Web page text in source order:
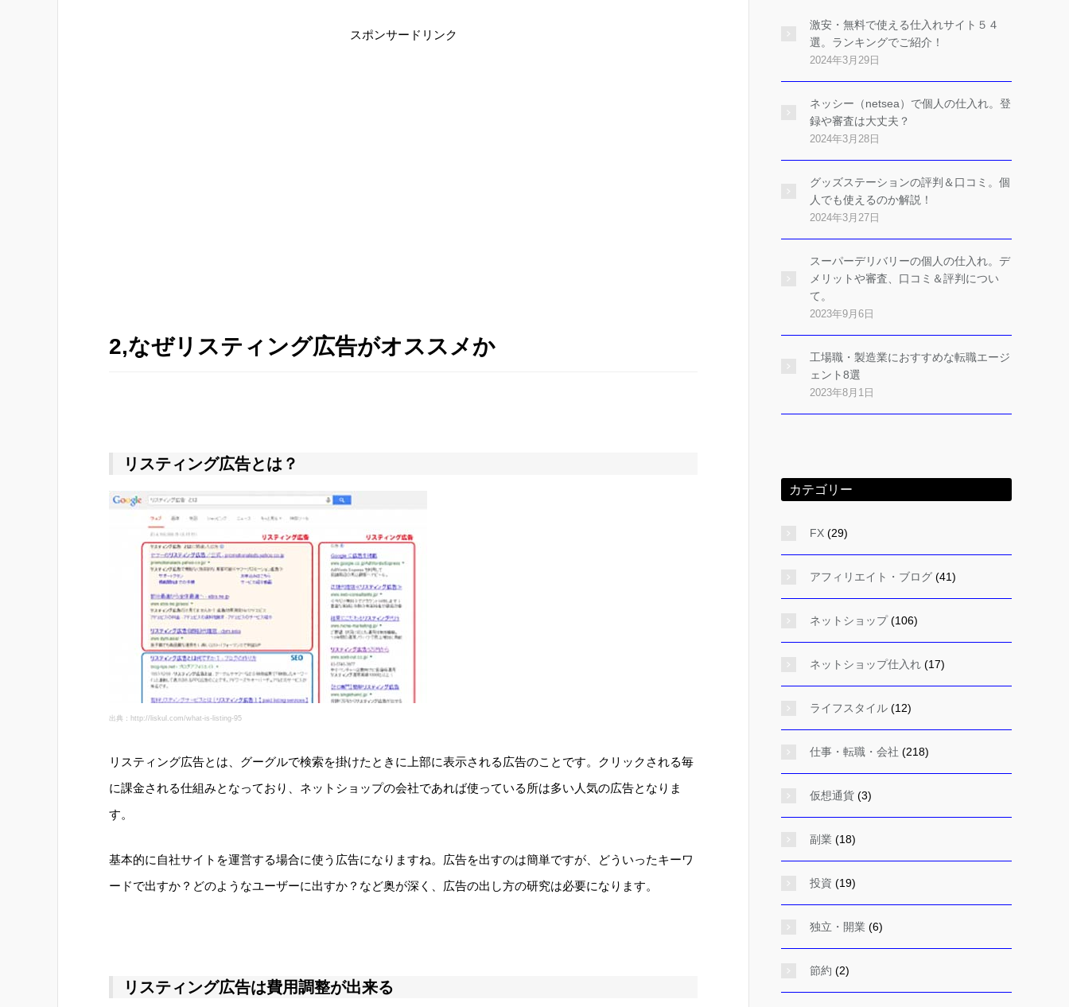
スポンサードリンク
2,なぜリスティング広告がオススメか
リスティング広告とは？
出典：http://liskul.com/what-is-listing-95
リスティング広告とは、グーグルで検索を掛けたときに上部に表示される広告のことです。クリックされる毎
に課金される仕組みとなっており、ネットショップの会社であれば使っている所は多い人気の広告となりま
す。
基本的に自社サイトを運営する場合に使う広告になりますね。広告を出すのは簡単ですが、どういったキーワ
ードで出すか？どのようなユーザーに出すか？など奥が深く、広告の出し方の研究は必要になります。
リスティング広告は費用調整が出来る
激安・無料で使える仕入れサイト５４
選。ランキングでご紹介！
2024年3月29日
ネッシー（netsea）で個人の仕入れ。登
録や審査は大丈夫？
2024年3月28日
グッズステーションの評判＆口コミ。個
人でも使えるのか解説！
2024年3月27日
スーパーデリバリーの個人の仕入れ。デ
メリットや審査、口コミ＆評判につい
て。
2023年9月6日
工場職・製造業におすすめな転職エージ
ェント8選
2023年8月1日
カテゴリー
FX (29)
アフィリエイト・ブログ (41)
ネットショップ(106)
ネットショップ仕入れ (17)
ライフスタイル (12)
仕事・転職・会社 (218)
仮想通貨 (3)
副業 (18)
投資 (19)
独立・開業 (6)
節約 (2)